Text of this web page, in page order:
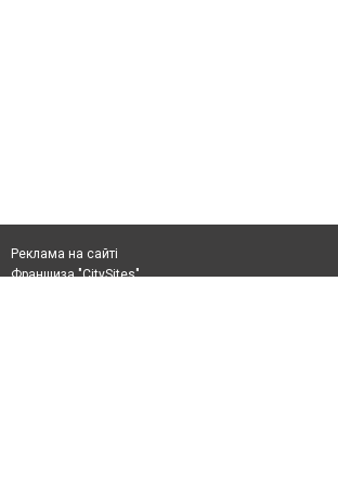
Реклама на сайті
Франшиза "CitySites"